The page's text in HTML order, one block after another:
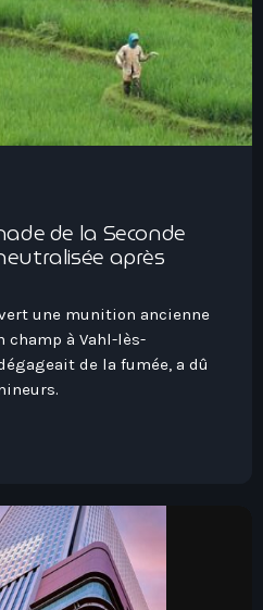
de la Seconde
après
une munition ancienne
champ à Vahl-lès-
de la fumée, a dû